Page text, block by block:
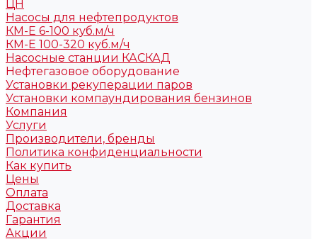
ЦН
Насосы для нефтепродуктов
КМ-Е 6-100 куб.м/ч
КМ-Е 100-320 куб.м/ч
Насосные станции КАСКАД
Нефтегазовое оборудование
Установки рекуперации паров
Установки компаундирования бензинов
Компания
Услуги
Производители, бренды
Политика конфиденциальности
Как купить
Цены
Оплата
Доставка
Гарантия
Акции